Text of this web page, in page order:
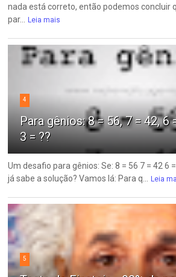
nada está correto, então podemos concluir
par...
Leia mais
4
Para gênios: 8 = 56, 7 = 42, 6
3 = ??
Um desafio para gênios: Se: 8 = 56 7 = 42 6
já sabe a solução? Vamos lá: Para q...
Leia
5